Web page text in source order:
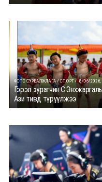
ФОТО СУРВАЛЖЛАГА / СПОРТ / 8/06/2026,
Гэрэл зурагчин
Ази тивд түрүүлжээ